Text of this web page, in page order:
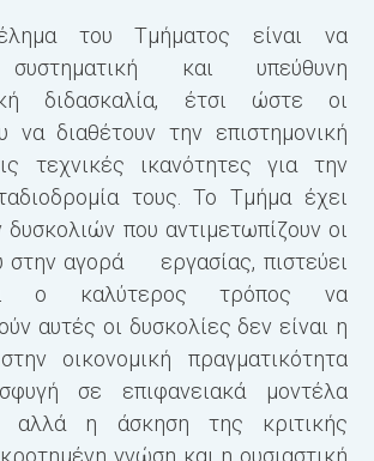
του Τμήματος είναι να
και υπεύθυνη
διδασκαλία, έτσι ώστε οι
να διαθέτουν την επιστημονική
τεχνικές ικανότητες για την
τους. Το Τμήμα έχει
που αντιμετωπίζουν οι
στην αγορά εργασίας, πιστεύει
ο καλύτερος τρόπος να
αυτές οι δυσκολίες δεν είναι η
οικονομική πραγματικότητα
σε επιφανειακά μοντέλα
αλλά η άσκηση της κριτικής